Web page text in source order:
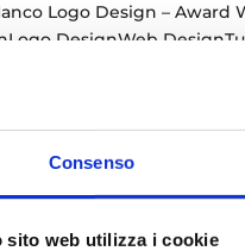
Consenso
sito web utilizza i cookie
Logo Design –
DesignWeb
del MancoBrand Identity,
di Bari